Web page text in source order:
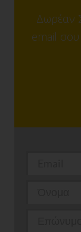
Δωρέαν
email